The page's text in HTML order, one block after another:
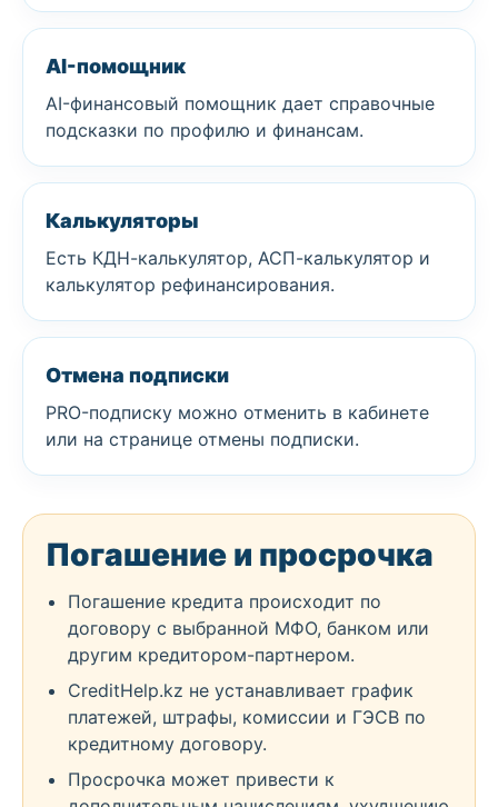
AI-помощник
AI-финансовый помощник дает справочные
подсказки по профилю и финансам.
Калькуляторы
Есть КДН-калькулятор, АСП-калькулятор и
калькулятор рефинансирования.
Отмена подписки
PRO-подписку можно отменить в кабинете
или на странице отмены подписки.
Погашение и просрочка
Погашение кредита происходит по
договору с выбранной МФО, банком или
другим кредитором-партнером.
CreditHelp.kz не устанавливает график
платежей, штрафы, комиссии и ГЭСВ по
кредитному договору.
Просрочка может привести к